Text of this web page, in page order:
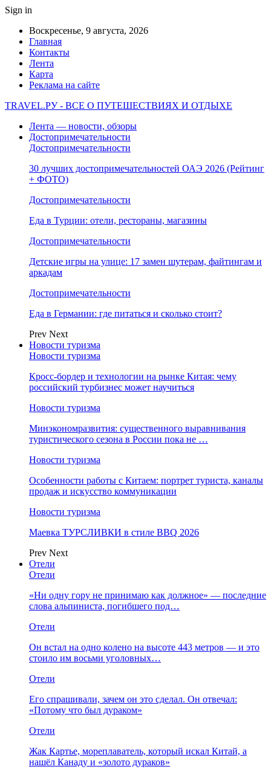
Sign in
Воскресенье, 9 августа, 2026
Главная
Контакты
Лента
Карта
Реклама на сайте
TRAVEL.РУ - ВСЕ О ПУТЕШЕСТВИЯХ И ОТДЫХЕ
Лента — новости, обзоры
Достопримечательности
Достопримечательности
30 лучших достопримечательностей ОАЭ 2026 (Рейтинг
+ ФОТО)
Достопримечательности
Еда в Турции: отели, рестораны, магазины
Достопримечательности
Детские игры на улице: 17 замен шутерам, файтингам и
аркадам
Достопримечательности
Еда в Германии: где питаться и сколько стоит?
Prev Next
Новости туризма
Новости туризма
Кросс-бордер и технологии на рынке Китая: чему
российский турбизнес может научиться
Новости туризма
Минэкономразвития: существенного выравнивания
туристического сезона в России пока не …
Новости туризма
Особенности работы с Китаем: портрет туриста, каналы
продаж и искусство коммуникации
Новости туризма
Маевка ТУРСЛИВКИ в стиле BBQ 2026
Prev Next
Отели
Отели
«Ни одну гору не принимаю как должное» — последние
слова альпиниста, погибшего под…
Отели
Он встал на одно колено на высоте 443 метров — и это
стоило им восьми уголовных…
Отели
Его спрашивали, зачем он это сделал. Он отвечал:
«Потому что был дураком»
Отели
Жак Картье, мореплаватель, который искал Китай, а
нашёл Канаду и «золото дураков»